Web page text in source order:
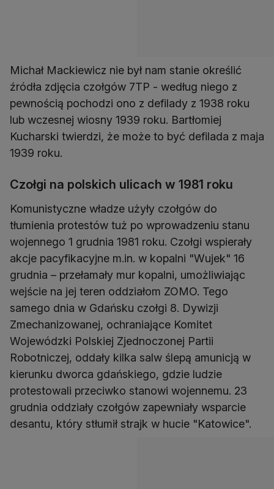
Michał Mackiewicz nie był nam stanie określić
źródła zdjęcia czołgów 7TP - według niego z
pewnością pochodzi ono z defilady z 1938 roku
lub wczesnej wiosny 1939 roku. Bartłomiej
Kucharski twierdzi, że może to być defilada z maja
1939 roku.
Czołgi na polskich ulicach w 1981 roku
Komunistyczne władze użyły czołgów do
tłumienia protestów tuż po wprowadzeniu stanu
wojennego 1 grudnia 1981 roku. Czołgi wspierały
akcje pacyfikacyjne m.in. w kopalni "Wujek" 16
grudnia – przełamały mur kopalni, umożliwiając
wejście na jej teren oddziałom ZOMO. Tego
samego dnia w Gdańsku czołgi 8. Dywizji
Zmechanizowanej, ochraniające Komitet
Wojewódzki Polskiej Zjednoczonej Partii
Robotniczej, oddały kilka salw ślepą amunicją w
kierunku dworca gdańskiego, gdzie ludzie
protestowali przeciwko stanowi wojennemu. 23
grudnia oddziały czołgów zapewniały wsparcie
desantu, który stłumił strajk w hucie "Katowice".